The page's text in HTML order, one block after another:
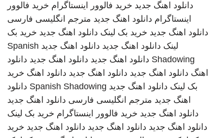
دانلود اهنگ جدید خرید فالوور اینستاگرام خرید فالوور
اینستاگرام دانلود اهنگ جدید مترجم انگلیسی فارسی
دانلود اهنگ جدید خرید بک لینک دانلود اهنگ جدید خرید بک
لینک دانلود اهنگ جدید دانلود اهنگ جدید Spanish
Shadowing دانلود اهنگ جدید دانلود اهنگ جدید دانلود
اهنگ دانلود اهنگ جدید دانلود اهنگ جدید دانلود اهنگ خرید
بک لینک دانلود اهنگ جدید Spanish Shadowing دانلود
اهنگ جدید مترجم انگلیسی فارسی دانلود اهنگ جدید
دانلود اهنگ جدید خرید فالوور اینستاگرام خرید بک لینک
دانلود اهنگ جدید دانلود اهنگ جدید دانلود اهنگ جدید خرید